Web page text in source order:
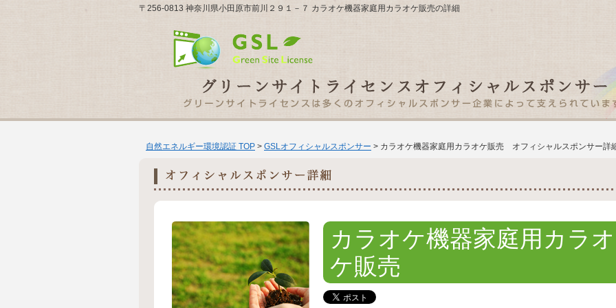
〒256-0813 神奈川県小田原市前川２９１－７ カラオケ機器家庭用カラオケ販売の詳細
自然エネルギー環境認証 TOP > GSLオフィシャルスポンサー > カラオケ機器家庭用カラオケ販売 オフィシャルスポンサー詳
カラオケ機器家庭用カラオ
ケ販売